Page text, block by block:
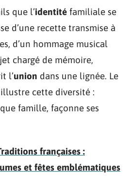
que l’identité familiale se
d’une recette transmise à
d’un hommage musical
chargé de mémoire,
l’union dans une lignée. Le
illustre cette diversité :
famille, façonne ses
françaises :
et fêtes emblématiques